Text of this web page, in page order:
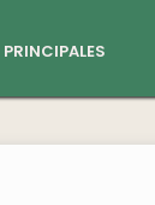
principales